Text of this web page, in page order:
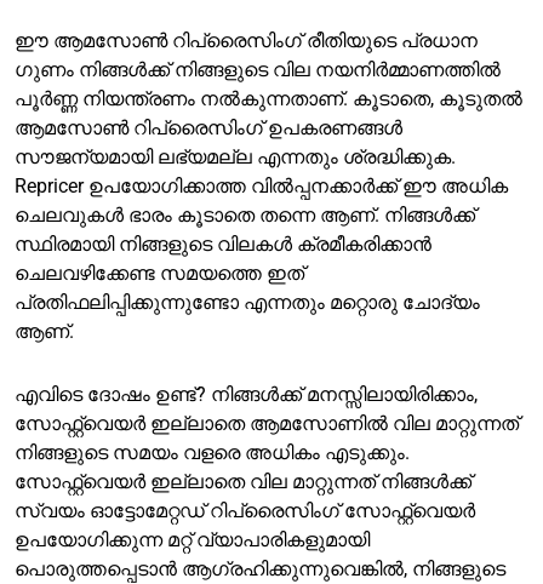
ഈ ആമസോൺ റിപ്രൈസിംഗ് രീതിയുടെ പ്രധാന
ഗുണം നിങ്ങൾക്ക് നിങ്ങളുടെ വില നയനിർമ്മാണത്തിൽ
പൂർണ്ണ നിയന്ത്രണം നൽകുന്നതാണ്. കൂടാതെ, കൂടുതൽ
ആമസോൺ റിപ്രൈസിംഗ് ഉപകരണങ്ങൾ
സൗജന്യമായി ലഭ്യമല്ല എന്നതും ശ്രദ്ധിക്കുക.
Repricer ഉപയോഗിക്കാത്ത വിൽപ്പനക്കാർക്ക് ഈ അധിക
ചെലവുകൾ ഭാരം കൂടാതെ തന്നെ ആണ്. നിങ്ങൾക്ക്
സ്ഥിരമായി നിങ്ങളുടെ വിലകൾ ക്രമീകരിക്കാൻ
ചെലവഴിക്കേണ്ട സമയത്തെ ഇത്
പ്രതിഫലിപ്പിക്കുന്നുണ്ടോ എന്നതും മറ്റൊരു ചോദ്യം
ആണ്.
എവിടെ ദോഷം ഉണ്ട്? നിങ്ങൾക്ക് മനസ്സിലായിരിക്കാം,
സോഫ്റ്റ്‌വെയർ ഇല്ലാതെ ആമസോണിൽ വില മാറ്റുന്നത്
നിങ്ങളുടെ സമയം വളരെ അധികം എടുക്കും.
സോഫ്റ്റ്‌വെയർ ഇല്ലാതെ വില മാറ്റുന്നത് നിങ്ങൾക്ക്
സ്വയം ഓട്ടോമേറ്റഡ് റിപ്രൈസിംഗ് സോഫ്റ്റ്‌വെയർ
ഉപയോഗിക്കുന്ന മറ്റ് വ്യാപാരികളുമായി
പൊരുത്തപ്പെടാൻ ആഗ്രഹിക്കുന്നുവെങ്കിൽ, നിങ്ങളുടെ